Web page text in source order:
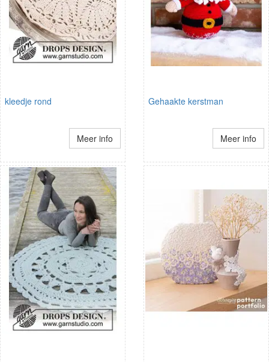
kleedje rond
Meer info
Gehaakte kerstman
Meer info